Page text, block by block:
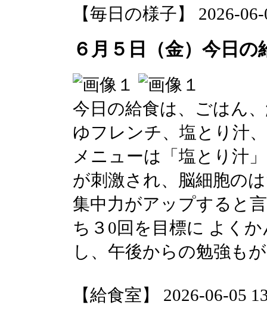
【毎日の様子】 2026-
６月５日（金）今日の
今日の給食は、ごはん
ゆフレンチ、塩とり汁
メニューは「塩とり汁
が刺激され、脳細胞の
集中力がアップすると
ち３0回を目標に よく
し、午後からの勉強も
【給食室】 2026-06-05